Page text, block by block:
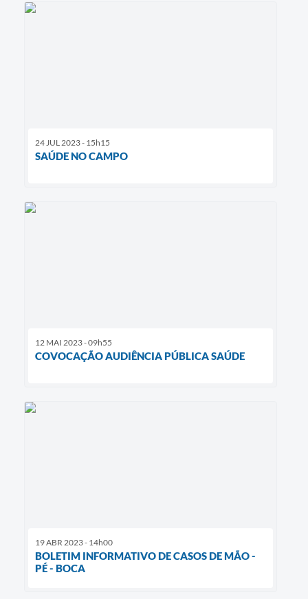
24 JUL 2023 - 15h15
SAÚDE NO CAMPO
12 MAI 2023 - 09h55
COVOCAÇÃO AUDIÊNCIA PÚBLICA SAÚDE
19 ABR 2023 - 14h00
BOLETIM INFORMATIVO DE CASOS DE MÃO -
PÉ - BOCA